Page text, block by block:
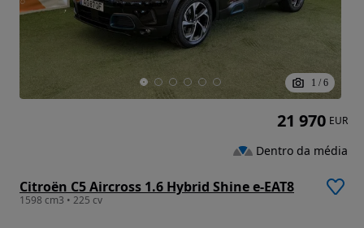
1 / 6
Citroën C5 Aircross 1.6 Hybrid Shine e-EAT8
1598 cm3 • 225 cv
21 970 EUR
Dentro da média